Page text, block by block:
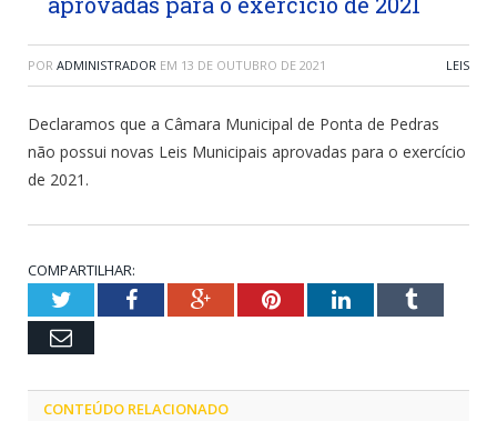
POR ADMINISTRADOR EM 13 DE OUTUBRO DE 2021 LEIS
Declaramos que a Câmara Municipal de Ponta de Pedras
não possui novas Leis Municipais aprovadas para o exercício
de 2021.
COMPARTILHAR:
TwitterFacebookGoogle+PinterestLinkedInTumblr
Email
CONTEÚDO RELACIONADO